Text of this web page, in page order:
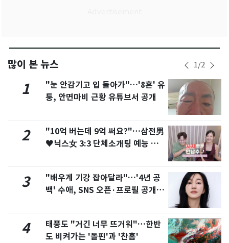
많이 본 뉴스 1/2
1
"눈 안감기고 입 돌아가"…'8혼' 유
퉁, 안면마비 근황 유튜브서 공개
2
"10억 버는데 9억 써요?"…삼전男
♥닉스女 3:3 단체소개팅 예능 화
3
"배우계 기강 잡아달라"…'4년 공
백' 수애, SNS 오픈·프로필 공개
4
태풍도 "거긴 너무 뜨거워"…한반
도 비켜가는 '돌핀'과 '찬홈'